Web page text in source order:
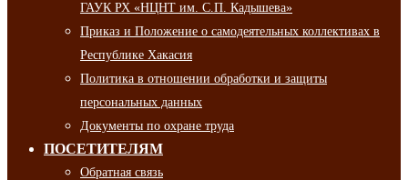
ГАУК РХ «НЦНТ им. С.П. Кадышева»
Приказ и Положение о самодеятельных коллективах в
Республике Хакасия
Политика в отношении обработки и защиты
персональных данных
Документы по охране труда
ПОСЕТИТЕЛЯМ
Обратная связь